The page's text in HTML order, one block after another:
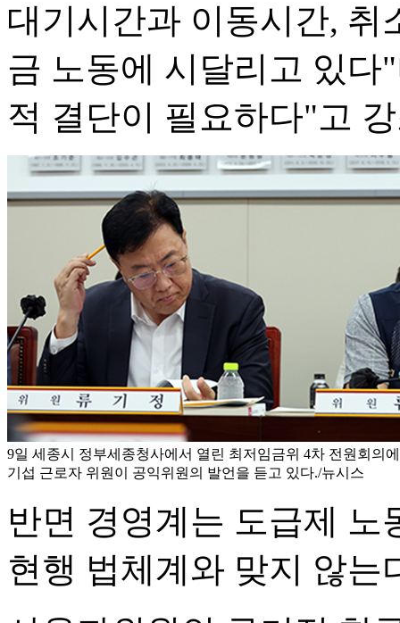
대기시간과 이동시간, 취
금 노동에 시달리고 있
적 결단이 필요하다"고
9일 세종시 정부세종청사에서 열린 최저임금위 4차 전원회의
기섭 근로자 위원이 공익위원의 발언을 듣고 있다./뉴시스
반면 경영계는 도급제
현행 법체계와 맞지 않는